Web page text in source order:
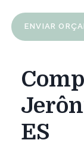
ENVIAR
ES